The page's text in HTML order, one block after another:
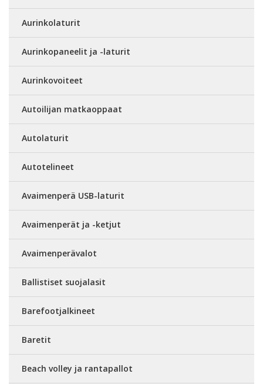
Aurinkolaturit
Aurinkopaneelit ja -laturit
Aurinkovoiteet
Autoilijan matkaoppaat
Autolaturit
Autotelineet
Avaimenperä USB-laturit
Avaimenperät ja -ketjut
Avaimenperävalot
Ballistiset suojalasit
Barefootjalkineet
Baretit
Beach volley ja rantapallot